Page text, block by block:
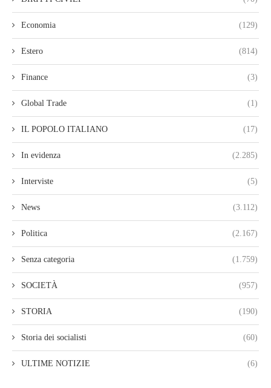
Economia (129)
Estero (814)
Finance (3)
Global Trade (1)
IL POPOLO ITALIANO (17)
In evidenza (2.285)
Interviste (5)
News (3.112)
Politica (2.167)
Senza categoria (1.759)
SOCIETÀ (957)
STORIA (190)
Storia dei socialisti (60)
ULTIME NOTIZIE (6)